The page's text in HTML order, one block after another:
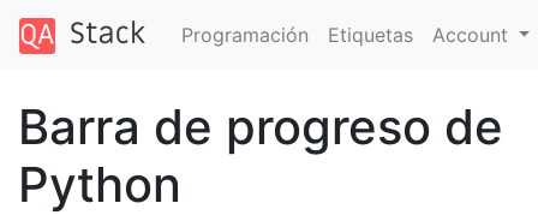
Programación Etiquetas Account
Barra de progreso de
Python